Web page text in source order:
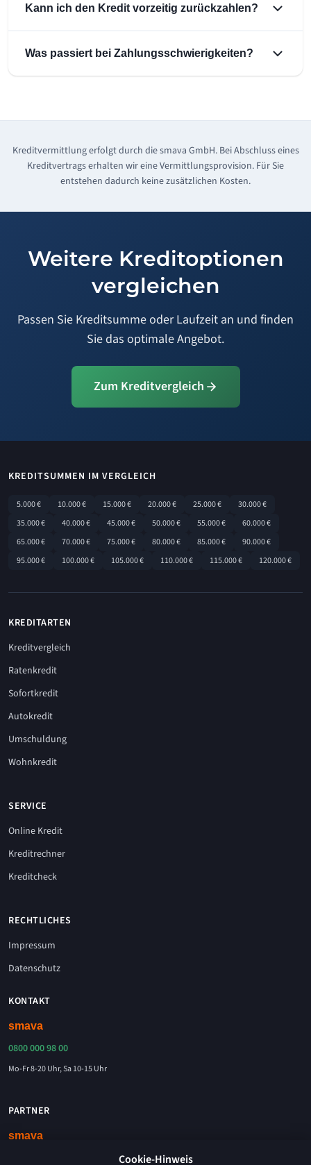
Kann ich den Kredit vorzeitig zurückzahlen?
Was passiert bei Zahlungsschwierigkeiten?
Kreditvermittlung erfolgt durch die smava GmbH. Bei Abschluss eines
Kreditvertrags erhalten wir eine Vermittlungsprovision. Für Sie
entstehen dadurch keine zusätzlichen Kosten.
Weitere Kreditoptionen
vergleichen
Passen Sie Kreditsumme oder Laufzeit an und finden
Sie das optimale Angebot.
Zum Kreditvergleich
KREDITSUMMEN IM VERGLEICH
5.000 € 10.000 € 15.000 € 20.000 € 25.000 €
30.000 €
35.000 €
40.000 € 45.000 € 50.000 € 55.000 €
60.000 €
65.000 €
70.000 € 75.000 € 80.000 € 85.000 €
90.000 €
95.000 €
100.000 € 105.000 € 110.000 € 115.000 € 120.000 €
KREDITARTEN
Kreditvergleich
Ratenkredit
Sofortkredit
Autokredit
Umschuldung
Wohnkredit
SERVICE
Online Kredit
Kreditrechner
Kreditcheck
RECHTLICHES
Impressum
Datenschutz
KONTAKT
0800 000 98 00
Mo-Fr 8-20 Uhr, Sa 10-15 Uhr
PARTNER
Cookie-Hinweis